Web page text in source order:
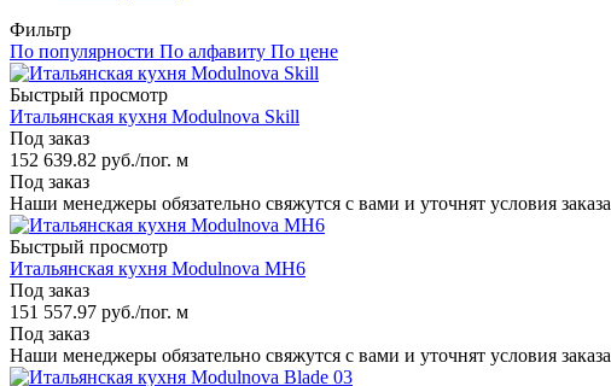
Фильтр
По популярности По алфавиту По цене
Быстрый просмотр
Итальянская кухня Modulnova Skill
Под заказ
152 639.82 руб./пог. м
Под заказ
Наши менеджеры обязательно свяжутся с вами и уточнят условия заказа
Быстрый просмотр
Итальянская кухня Modulnova MH6
Под заказ
151 557.97 руб./пог. м
Под заказ
Наши менеджеры обязательно свяжутся с вами и уточнят условия заказа